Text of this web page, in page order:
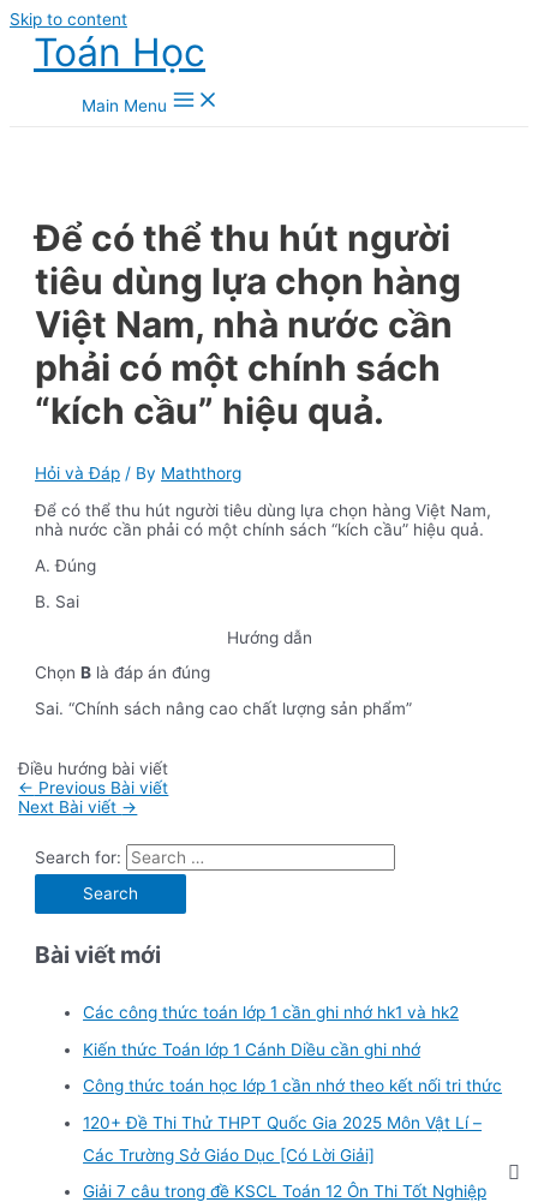
Skip to content
Toán Học
Main Menu
Để có thể thu hút người
tiêu dùng lựa chọn hàng
Việt Nam, nhà nước cần
phải có một chính sách
“kích cầu” hiệu quả.
Hỏi và Đáp / By Maththorg
Để có thể thu hút người tiêu dùng lựa chọn hàng Việt Nam,
nhà nước cần phải có một chính sách “kích cầu” hiệu quả.
A. Đúng
B. Sai
Hướng dẫn
ChọnB là đáp án đúng
Sai. “Chính sách nâng cao chất lượng sản phẩm”
Điều hướng bài viết
← Previous Bài viết
Next Bài viết →
Search for:
Bài viết mới
Các công thức toán lớp 1 cần ghi nhớ hk1 và hk2
Kiến thức Toán lớp 1 Cánh Diều cần ghi nhớ
Công thức toán học lớp 1 cần nhớ theo kết nối tri thức
120+ Đề Thi Thử THPT Quốc Gia 2025 Môn Vật Lí –
Các Trường Sở Giáo Dục [Có Lời Giải]
Giải 7 câu trong đề KSCL Toán 12 Ôn Thi Tốt Nghiệp